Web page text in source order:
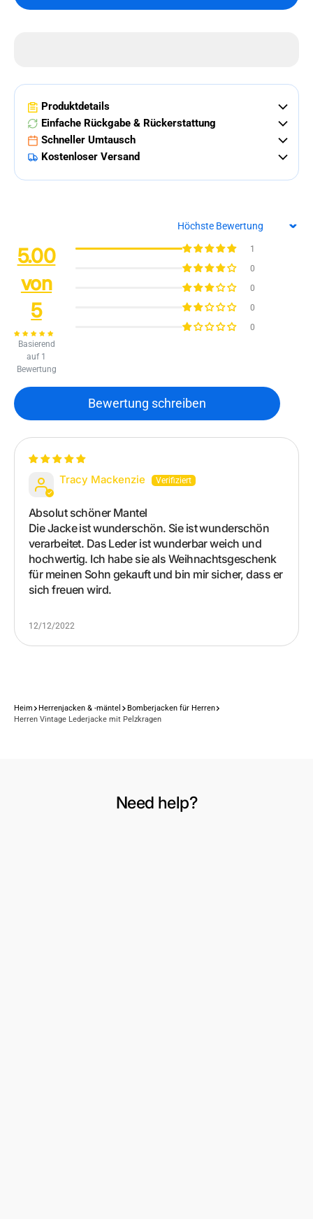
Produktdetails
Einfache Rückgabe & Rückerstattung
Schneller Umtausch
Kostenloser Versand
5.00
von
5
Basierend
auf 1
Bewertung
1
0
0
0
0
Bewertung schreiben
Sort by
12/12/2022
Tracy Mackenzie
Absolut schöner Mantel
Die Jacke ist wunderschön. Sie ist wunderschön
verarbeitet. Das Leder ist wunderbar weich und
hochwertig. Ich habe sie als Weihnachtsgeschenk
für meinen Sohn gekauft und bin mir sicher, dass er
sich freuen wird.
Heim Herrenjacken & -mäntel
Bomberjacken für Herren
Herren Vintage Lederjacke mit Pelzkragen
Need help?